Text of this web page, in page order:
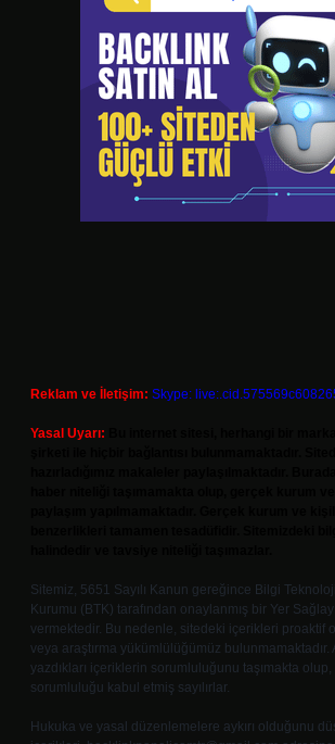
Reklam ve İletişim: Skype:
Yasal Uyarı:
Sitemiz, 5651 Sayılı Kanun gereğince Bilgi
Kurumu (BTK) tarafından onaylanmış bir Yer
vermektedir. Bu nedenle, sitedeki içerikleri proaktif
veya araştırma yükümlülüğümüz bulunmamaktadır.
yazdıkları içeriklerin sorumluluğunu taşımakta
sorumluluğu kabul etmiş sayılırlar.
Hukuka ve yasal düzenlemelere aykırı olduğunu